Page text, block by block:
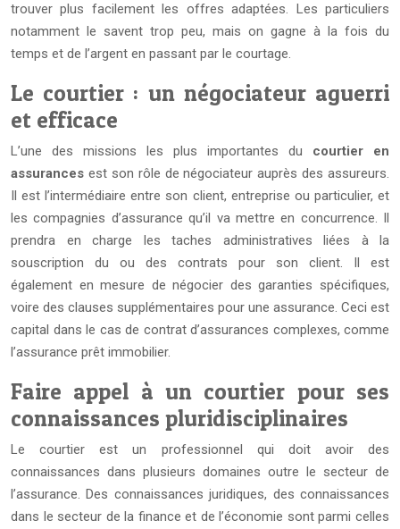
trouver plus facilement les offres adaptées. Les particuliers
notamment le savent trop peu, mais on gagne à la fois du
temps et de l’argent en passant par le courtage.
Le courtier : un négociateur aguerri
et efficace
L’une des missions les plus importantes du courtier en
assurances est son rôle de négociateur auprès des assureurs.
Il est l’intermédiaire entre son client, entreprise ou particulier, et
les compagnies d’assurance qu’il va mettre en concurrence. Il
prendra en charge les taches administratives liées à la
souscription du ou des contrats pour son client. Il est
également en mesure de négocier des garanties spécifiques,
voire des clauses supplémentaires pour une assurance. Ceci est
capital dans le cas de contrat d’assurances complexes, comme
l’assurance prêt immobilier.
Faire appel à un courtier pour ses
connaissances pluridisciplinaires
Le courtier est un professionnel qui doit avoir des
connaissances dans plusieurs domaines outre le secteur de
l’assurance. Des connaissances juridiques, des connaissances
dans le secteur de la finance et de l’économie sont parmi celles